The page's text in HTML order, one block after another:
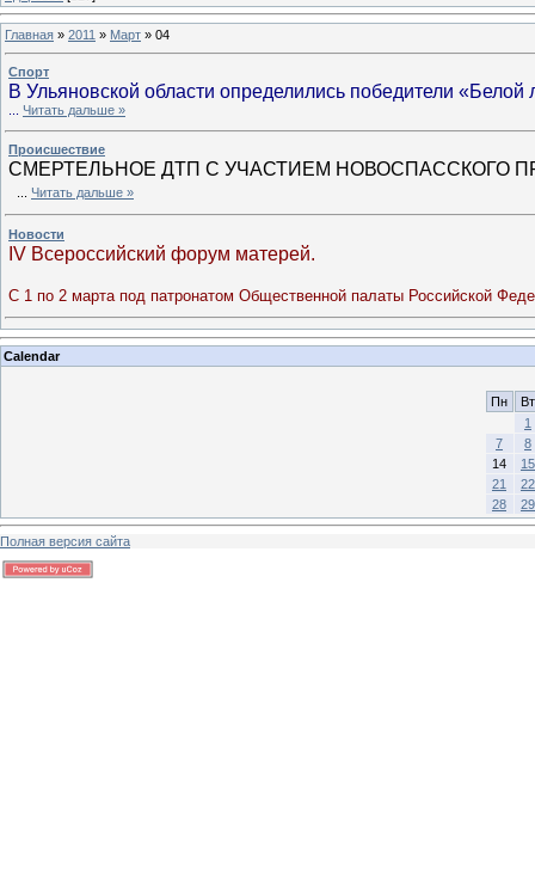
Главная » 2011 » Март » 04
Спорт
В Ульяновской области определились победители «Белой
Читать дальше »
Происшествие
СМЕРТЕЛЬНОЕ ДТП С УЧАСТИЕМ НОВОСПАССКОГО
Читать дальше »
Новости
IV Всероссийский форум матерей.
С 1 по 2 марта под патронатом Общественной палаты Российской
Calendar
Пн
Вт
1
7
8
14
15
21
22
28
29
Полная версия сайта